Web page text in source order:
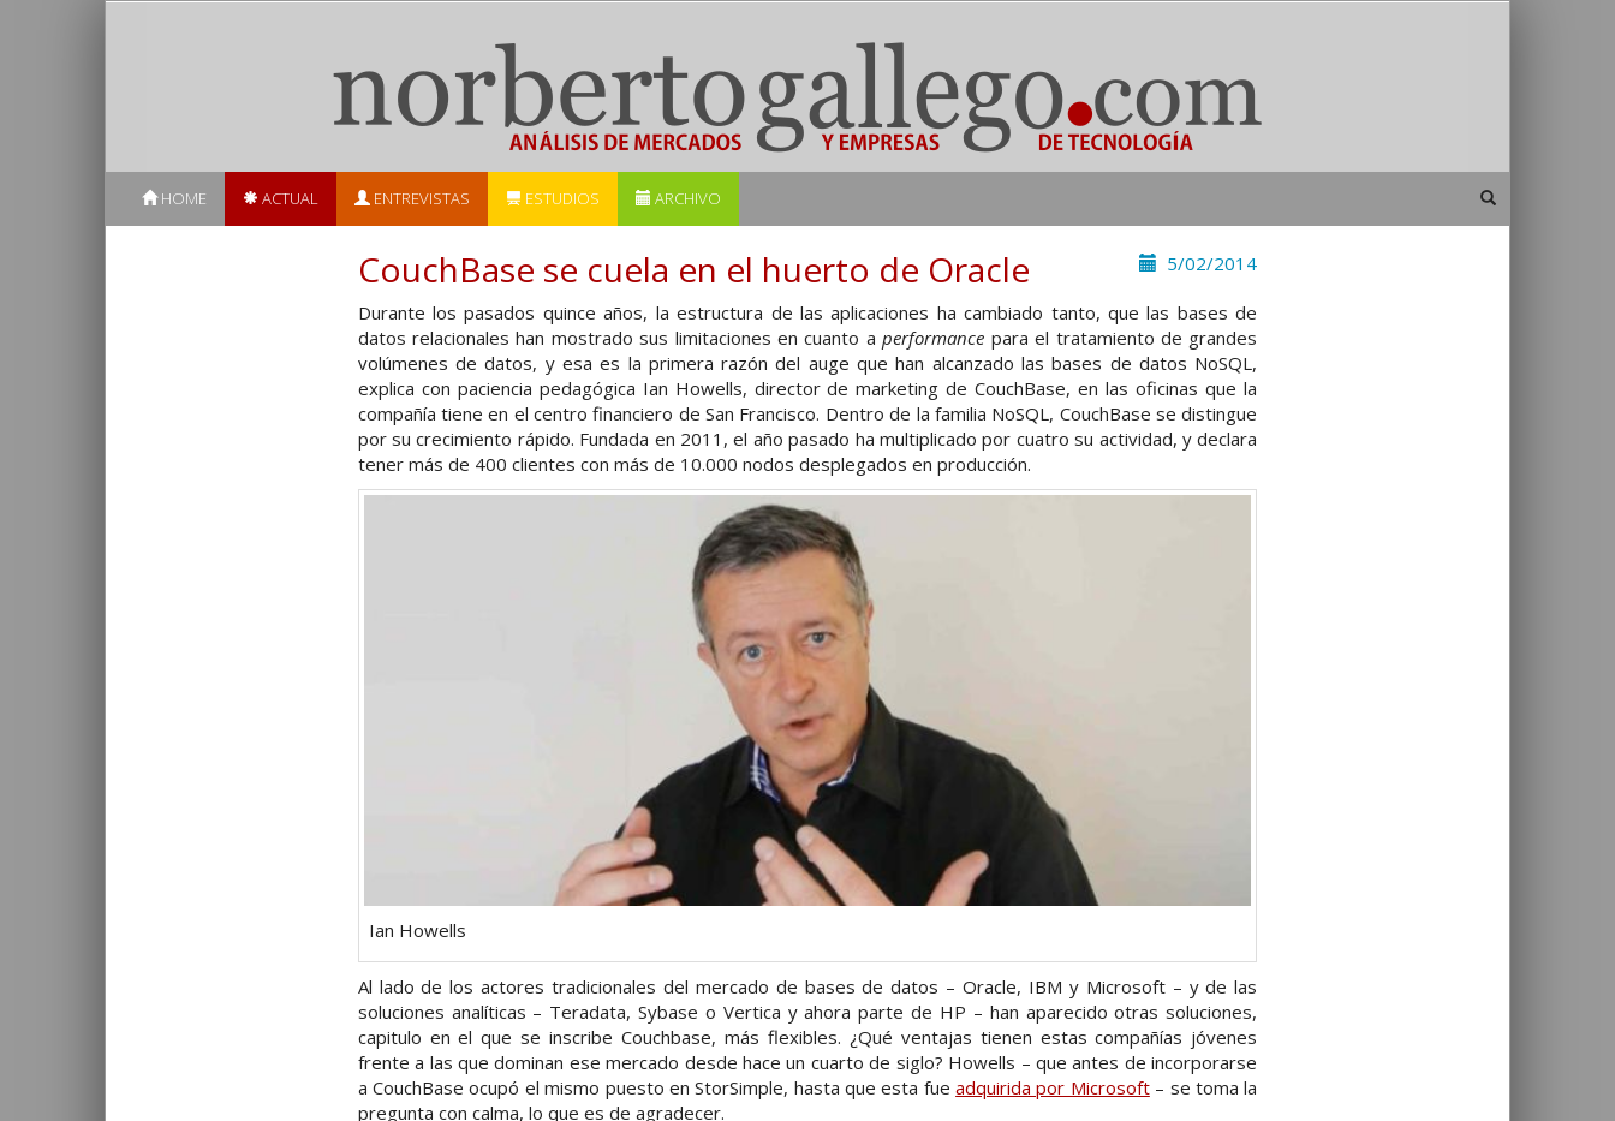
HOME ACTUAL ENTREVISTAS ESTUDIOS ARCHIVO
5/02/2014
CouchBase se cuela en el huerto de Oracle
Durante los pasados quince años, la estructura de las aplicaciones ha cambiado tanto, que las bases de
datos relacionales han mostrado sus limitaciones en cuanto aperformance para el tratamiento de grandes
volúmenes de datos, y esa es la primera razón del auge que han alcanzado las bases de datos NoSQL,
explica con paciencia pedagógica Ian Howells, director de marketing de CouchBase, en las oficinas que la
compañía tiene en el centro financiero de San Francisco. Dentro de la familia NoSQL, CouchBase se distingue
por su crecimiento rápido. Fundada en 2011, el año pasado ha multiplicado por cuatro su actividad, y declara
tener más de 400 clientes con más de 10.000 nodos desplegados en producción.
Ian Howells
Al lado de los actores tradicionales del mercado de bases de datos – Oracle, IBM y Microsoft – y de las
soluciones analíticas – Teradata, Sybase o Vertica y ahora parte de HP – han aparecido otras soluciones,
capitulo en el que se inscribe Couchbase, más flexibles. ¿Qué ventajas tienen estas compañías jóvenes
frente a las que dominan ese mercado desde hace un cuarto de siglo? Howells – que antes de incorporarse
a CouchBase ocupó el mismo puesto en StorSimple, hasta que esta fueadquirida por Microsoft– se toma la
pregunta con calma, lo que es de agradecer.